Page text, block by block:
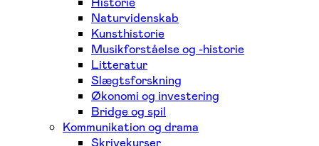
Naturvidenskab
Kunsthistorie
Musikforståelse og -historie
Litteratur
Slægtsforskning
Økonomi og investering
Bridge og spil
Kommunikation og drama
Skrivekurser